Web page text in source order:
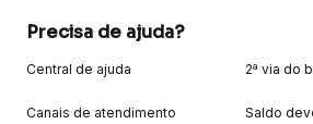
Precisa de ajuda?
Central de ajuda
Canais de atendimento
2ª via do
Saldo